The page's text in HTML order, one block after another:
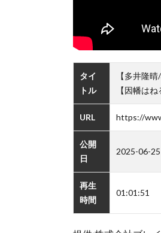
タイ
トル
【多井隆
【因幡は
URL https://
公開
日
2025-06-
再生
時間
01:01:51